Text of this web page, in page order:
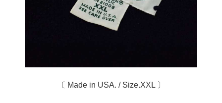
〔 Made in USA. / Size.XXL 〕